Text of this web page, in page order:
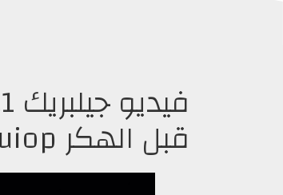
قبل الهكر qwertyoruiop